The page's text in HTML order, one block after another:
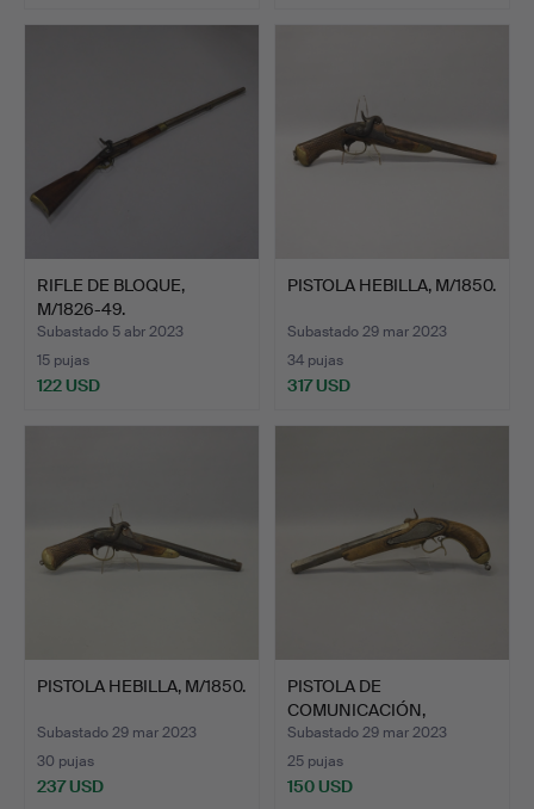
RIFLE DE BLOQUE,
M/1826-49.
Subastado 5 abr 2023
15 pujas
122 USD
PISTOLA HEBILLA, M/1850.
Subastado 29 mar 2023
34 pujas
317 USD
PISTOLA HEBILLA, M/1850.
Subastado 29 mar 2023
30 pujas
237 USD
PISTOLA DE
COMUNICACIÓN,
PROBABLEMENTE LA …
Subastado 29 mar 2023
25 pujas
150 USD